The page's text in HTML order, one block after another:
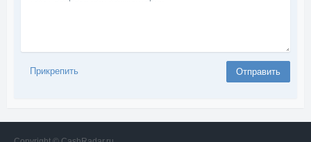
Отправить
Прикрепить